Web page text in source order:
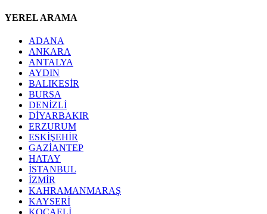
YEREL ARAMA
ADANA
ANKARA
ANTALYA
AYDIN
BALIKESİR
BURSA
DENİZLİ
DİYARBAKIR
ERZURUM
ESKİŞEHİR
GAZİANTEP
HATAY
İSTANBUL
İZMİR
KAHRAMANMARAŞ
KAYSERİ